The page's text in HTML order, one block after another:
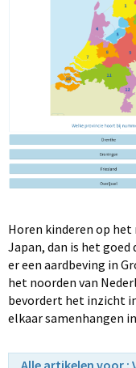
Horen kinderen op het
Japan, dan is het
er een aardbeving in
het noorden van
bevordert het inzicht
elkaar samenhangen